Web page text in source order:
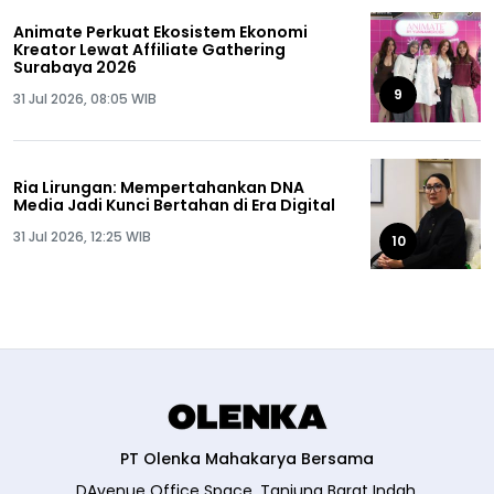
Animate Perkuat Ekosistem Ekonomi
Kreator Lewat Affiliate Gathering
Surabaya 2026
31 Jul 2026, 08:05 WIB 9
Ria Lirungan: Mempertahankan DNA
Media Jadi Kunci Bertahan di Era Digital
31 Jul 2026, 12:25 WIB 10
PT Olenka Mahakarya Bersama